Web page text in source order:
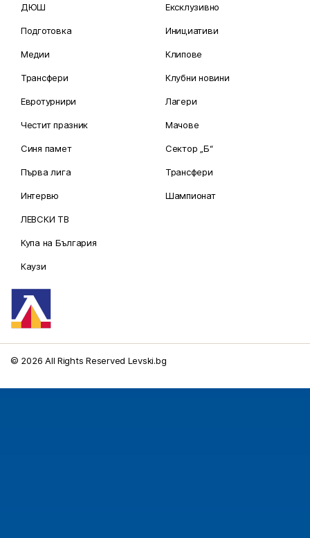
ДЮШ
Подготовка
Медии
Трансфери
Евротурнири
Честит празник
Синя памет
Първа лига
Интервю
ЛЕВСКИ ТВ
Купа на България
Каузи
Ексклузивно
Инициативи
Клипове
Клубни новини
Лагери
Мачове
Сектор „Б“
Трансфери
Шампионат
© 2026 All Rights Reserved Levski.bg